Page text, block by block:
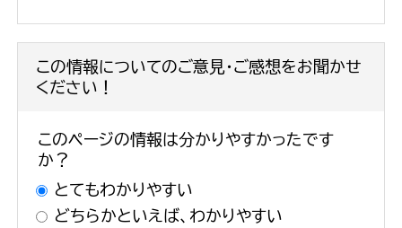
この情報についてのご意見・ご感想をお聞かせ
ください！
このページの情報は分かりやすかったです
か？
とてもわかりやすい
どちらかといえば、わかりやすい